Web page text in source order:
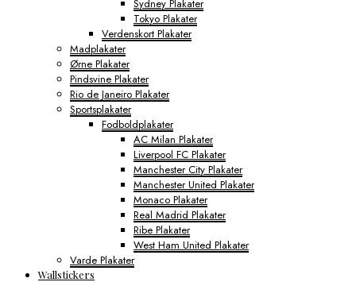
Sydney Plakater
Tokyo Plakater
Verdenskort Plakater
Madplakater
Ørne Plakater
Pindsvine Plakater
Rio de Janeiro Plakater
Sportsplakater
Fodboldplakater
AC Milan Plakater
Liverpool FC Plakater
Manchester City Plakater
Manchester United Plakater
Monaco Plakater
Real Madrid Plakater
Ribe Plakater
West Ham United Plakater
Varde Plakater
Wallstickers